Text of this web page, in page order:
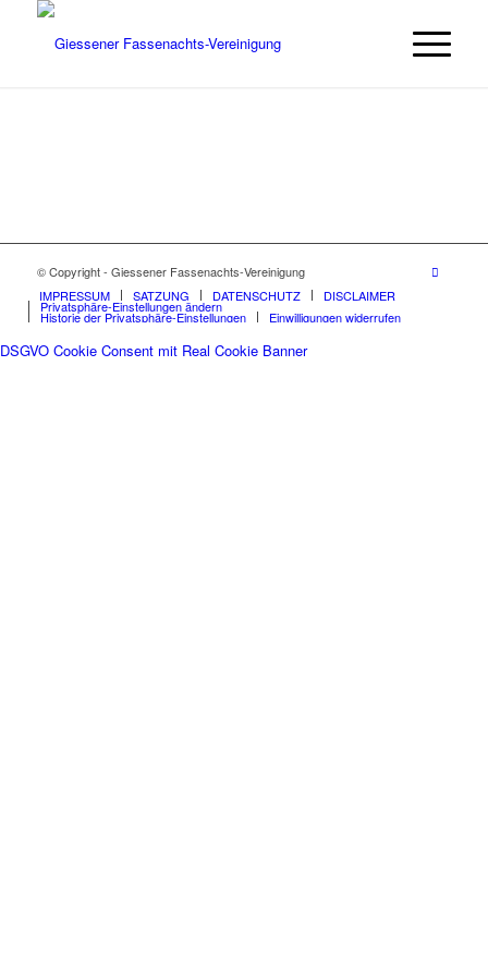
© Copyright - Giessener Fassenachts-Vereinigung
IMPRESSUM
SATZUNG DATENSCHUTZ DISCLAIMER
Privatsphäre-Einstellungen ändern
Historie der Privatsphäre-Einstellungen Einwilligungen widerrufen
DSGVO Cookie Consent mit Real Cookie Banner